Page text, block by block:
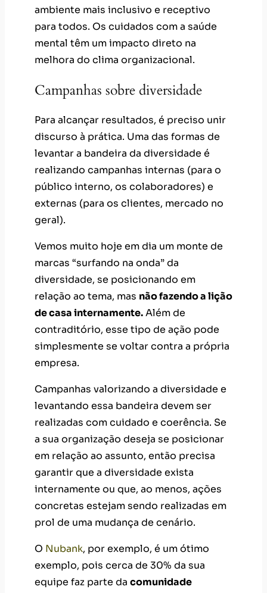
ambiente mais inclusivo e receptivo
para todos. Os cuidados com a saúde
mental têm um impacto direto na
melhora do clima organizacional.
Campanhas sobre diversidade
Para alcançar resultados, é preciso unir
discurso à prática. Uma das formas de
levantar a bandeira da diversidade é
realizando campanhas internas (para o
público interno, os colaboradores) e
externas (para os clientes, mercado no
geral).
Vemos muito hoje em dia um monte de
marcas “surfando na onda” da
diversidade, se posicionando em
relação ao tema, mas não fazendo a lição
de casa internamente.Além de
contraditório, esse tipo de ação pode
simplesmente se voltar contra a própria
empresa.
Campanhas valorizando a diversidade e
levantando essa bandeira devem ser
realizadas com cuidado e coerência. Se
a sua organização deseja se posicionar
em relação ao assunto, então precisa
garantir que a diversidade exista
internamente ou que, ao menos, ações
concretas estejam sendo realizadas em
prol de uma mudança de cenário.
O Nubank, por exemplo, é um ótimo
exemplo, pois cerca de 30% da sua
equipe faz parte da comunidade